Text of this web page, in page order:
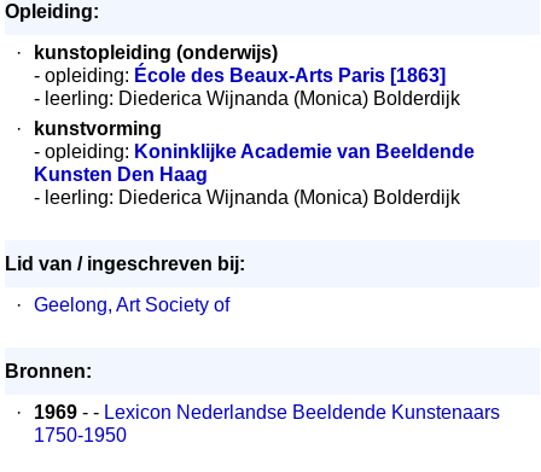
Opleiding:
·
kunstopleiding (onderwijs)
- opleiding: École des Beaux-Arts Paris [1863]
- leerling: Diederica Wijnanda (Monica) Bolderdijk
·
kunstvorming
- opleiding: Koninklijke Academie van Beeldende
Kunsten Den Haag
- leerling: Diederica Wijnanda (Monica) Bolderdijk
Lid van / ingeschreven bij:
·
Geelong, Art Society of
Bronnen:
·
1969 - - Lexicon Nederlandse Beeldende Kunstenaars
1750-1950